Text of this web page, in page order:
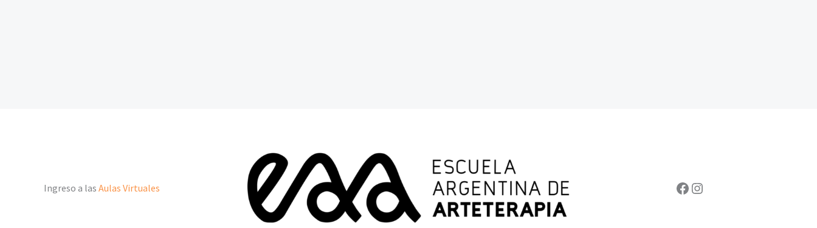
Ingreso a las Aulas Virtuales